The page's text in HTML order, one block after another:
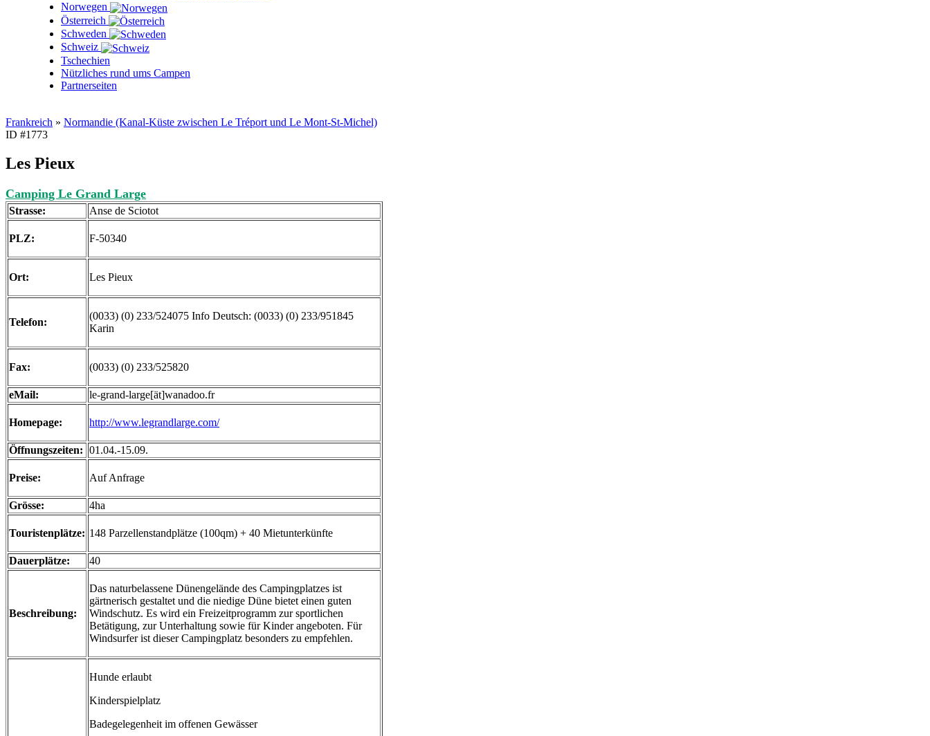
Norwegen
Österreich
Schweden
Schweiz
Tschechien
Nützliches rund ums Campen
Partnerseiten
Frankreich » Normandie (Kanal-Küste zwischen Le Tréport und Le Mont-St-Michel)
ID #1773
Les Pieux
Camping Le Grand Large
Strasse: Anse de Sciotot
PLZ: F-50340
Ort: Les Pieux
Telefon:
(0033) (0) 233/524075 Info Deutsch: (0033) (0) 233/951845
Karin
Fax: (0033) (0) 233/525820
eMail: le-grand-large[ät]wanadoo.fr
Homepage: http://www.legrandlarge.com/
Öffnungszeiten: 01.04.-15.09.
Preise: Auf Anfrage
Grösse: 4ha
Touristenplätze: 148 Parzellenstandplätze (100qm) + 40 Mietunterkünfte
Dauerplätze: 40
Beschreibung:
Das naturbelassene Dünengelände des Campingplatzes ist
gärtnerisch gestaltet und die niedige Düne bietet einen guten
Windschutz. Es wird ein Freizeitprogramm zur sportlichen
Betätigung, zur Unterhaltung sowie für Kinder angeboten. Für
Windsurfer ist dieser Campingplatz besonders zu empfehlen.
Hunde erlaubt
Kinderspielplatz
Badegelegenheit im offenen Gewässer